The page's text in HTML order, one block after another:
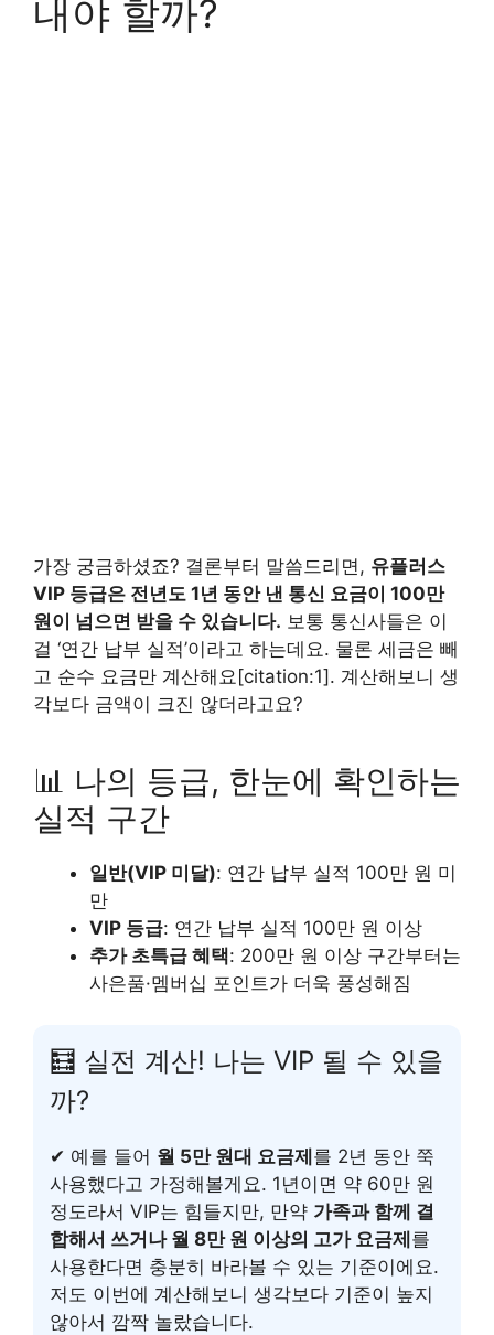
내야 할까?
가장 궁금하셨죠? 결론부터 말씀드리면, 유플러스
VIP 등급은 전년도 1년 동안 낸 통신 요금이 100만
원이 넘으면 받을 수 있습니다. 보통 통신사들은 이
걸 ‘연간 납부 실적’이라고 하는데요. 물론 세금은 빼
고 순수 요금만 계산해요[citation:1]. 계산해보니 생
각보다 금액이 크진 않더라고요?
📊 나의 등급, 한눈에 확인하는
실적 구간
일반(VIP 미달): 연간 납부 실적 100만 원 미
만
VIP 등급: 연간 납부 실적 100만 원 이상
추가 초특급 혜택: 200만 원 이상 구간부터는
사은품·멤버십 포인트가 더욱 풍성해짐
🧮 실전 계산! 나는 VIP 될 수 있을
까?
✔ 예를 들어 월 5만 원대 요금제 를 2년 동안 쭉
사용했다고 가정해볼게요. 1년이면 약 60만 원
정도라서 VIP는 힘들지만, 만약 가족과 함께 결
합해서 쓰거나 월 8만 원 이상의 고가 요금제 를
사용한다면 충분히 바라볼 수 있는 기준이에요.
저도 이번에 계산해보니 생각보다 기준이 높지
않아서 깜짝 놀랐습니다.